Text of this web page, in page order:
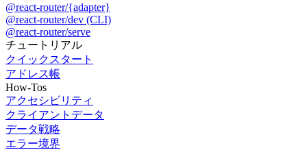
@react-router/{adapter}
@react-router/dev (CLI)
@react-router/serve
チュートリアル
クイックスタート
アドレス帳
How-Tos
アクセシビリティ
クライアントデータ
データ戦略
エラー境界